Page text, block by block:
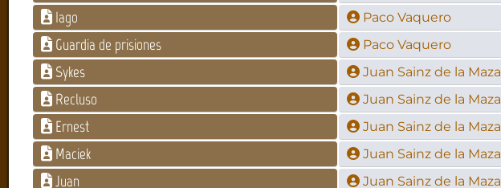
Iago Paco Vaquero
Guardia de prisiones Paco Vaquero
Sykes Juan Sainz de la Maza
Recluso Juan Sainz de la Maza
Ernest Juan Sainz de la Maza
Maciek Juan Sainz de la Maza
Juan Juan Sainz de la Maza